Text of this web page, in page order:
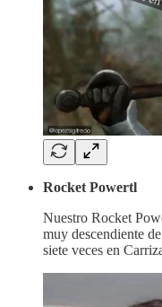
Rocket Powertl
Nuestro Rocket
muy descendiente
siete veces en